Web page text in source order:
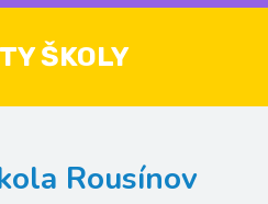
ŠKOLY
Rousínov